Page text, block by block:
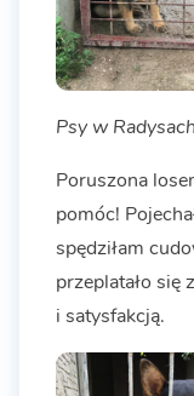
Psy w Radysach
Poruszona
pomóc!
spędziłam
przeplatało się
i satysfakcją.